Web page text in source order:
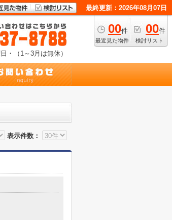
最終更新：2026年08月07日
00件
最近見た物件
00件
検討リスト
・（1～3月は無休）
表示件数：